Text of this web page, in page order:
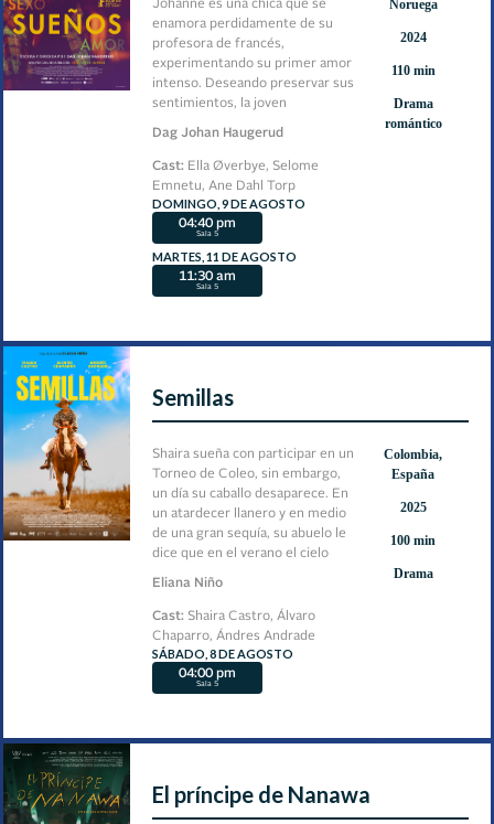
Johanne es una chica que se
enamora perdidamente de su
profesora de francés,
experimentando su primer amor
intenso. Deseando preservar sus
sentimientos, la joven
experiencias por escrito.
Dag Johan Haugerud
Cast: Ella Øverbye, Selome
Emnetu, Ane Dahl Torp
Noruega
2024
110 min
Drama
romántico
DOMINGO, 9 DE AGOSTO
04:40 pm
Sala 5
MARTES, 11 DE AGOSTO
11:30 am
Sala 5
Semillas
Shaira sueña con participar en un
Torneo de Coleo, sin embargo,
un día su caballo desaparece. En
un atardecer llanero y en medio
de una gran sequía, su abuelo le
dice que en el verano el cielo
vuelva a llover en la tierra. Shaira
encontrará la forma de hacer
volver la lluvia para traer de
vuelta a su caballo Semillas.
Eliana Niño
Cast: Shaira Castro, Álvaro
Chaparro, Ándres Andrade
Colombia,
España
2025
100 min
Drama
SÁBADO, 8 DE AGOSTO
04:00 pm
Sala 5
El príncipe de Nanawa